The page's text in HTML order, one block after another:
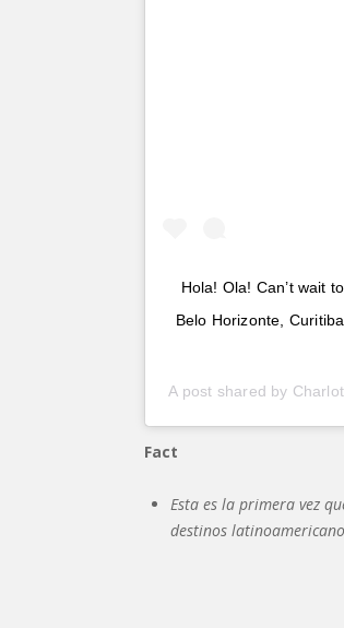
Hola! Ola! Can’t wait
Belo Horizonte,
A post shared by
Fact
Esta es la primera vez
destinos